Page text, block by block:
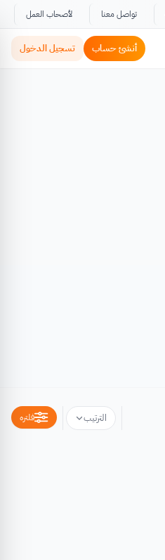
تواصل معنا لأصحاب العمل
أنشئ حساب تسجيل الدخول
الترتيب فلتره